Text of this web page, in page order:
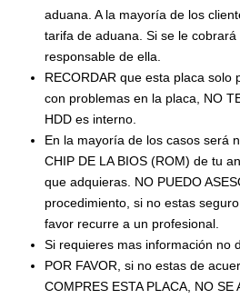
aduana. A la mayoría de los
tarifa de aduana. Si se le
responsable de ella.
RECORDAR que esta placa solo
con problemas en la placa, NO
HDD es interno.
En la mayoría de los casos será
CHIP DE LA BIOS (ROM) de tu
que adquieras. NO PUEDO
procedimiento, si no estas
favor recurre a un profesional.
Si requieres mas información no
POR FAVOR, si no estas de
COMPRES ESTA PLACA, NO SE